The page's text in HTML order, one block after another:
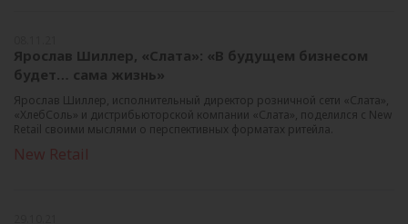
Ярослав Шиллер, «Слата»: «В будущем бизнесом
будет… сама жизнь»
Ярослав Шиллер, исполнительный директор розничной сети «Слата»,
«ХлебСоль» и дистрибьюторской компании «Слата», поделился с New
Retail своими мыслями о перспективных форматах ритейла.
New Retail